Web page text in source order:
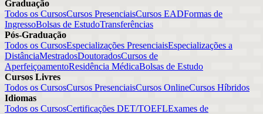
Graduação
Todos os CursosCursos PresenciaisCursos EADFormas de
IngressoBolsas de EstudoTransferências
Pós-Graduação
Todos os CursosEspecializações PresenciaisEspecializações a
DistânciaMestradosDoutoradosCursos de
AperfeiçoamentoResidência MédicaBolsas de Estudo
Cursos Livres
Todos os CursosCursos PresenciaisCursos OnlineCursos Híbridos
Idiomas
Todos os CursosCertificações DET/TOEFLExames de